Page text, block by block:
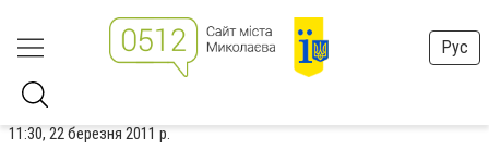
Рус
11:30, 22 березня 2011 р.